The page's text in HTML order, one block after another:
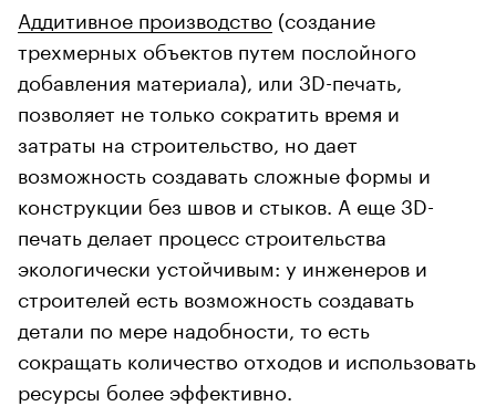
Аддитивное производство (создание
трехмерных объектов путем послойного
добавления материала), или 3D-печать,
позволяет не только сократить время и
затраты на строительство, но дает
возможность создавать сложные формы и
конструкции без швов и стыков. А еще 3D-
печать делает процесс строительства
экологически устойчивым: у инженеров и
строителей есть возможность создавать
детали по мере надобности, то есть
сокращать количество отходов и использовать
ресурсы более эффективно.